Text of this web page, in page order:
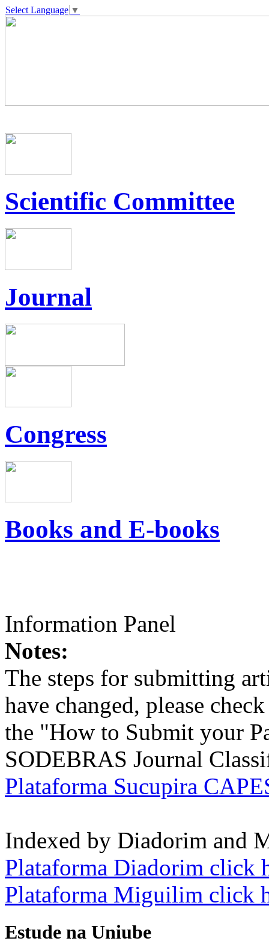
Select Language ▼
Scientific Committee
Journal
Congress
Books and E-books
Information Panel
Notes:
The steps for submitting
have changed, please
the "How to Submit your
SODEBRAS Journal
Plataforma Sucupira
Indexed by Diadorim and
Plataforma Diadorim click
Plataforma Miguilim click
Estude na Uniube